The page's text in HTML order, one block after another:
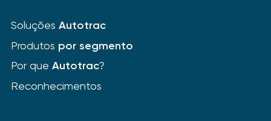
Soluções Autotrac
Produtos por segmento
Por que Autotrac?
Reconhecimentos